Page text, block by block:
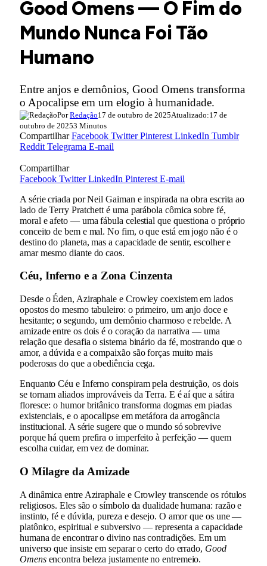
Good Omens — O Fim do
Mundo Nunca Foi Tão
Humano
Entre anjos e demônios, Good Omens transforma
o Apocalipse em um elogio à humanidade.
Por Redação17 de outubro de 2025Atualizado:17 de
outubro de 20253 Minutos
CompartilharFacebook Twitter Pinterest LinkedIn Tumblr
Reddit Telegrama E-mail
Compartilhar
Facebook Twitter LinkedIn Pinterest E-mail
A série criada por Neil Gaiman e inspirada na obra escrita ao
lado de Terry Pratchett é uma parábola cômica sobre fé,
moral e afeto — uma fábula celestial que questiona o próprio
conceito de bem e mal. No fim, o que está em jogo não é o
destino do planeta, mas a capacidade de sentir, escolher e
amar mesmo diante do caos.
Céu, Inferno e a Zona Cinzenta
Desde o Éden, Aziraphale e Crowley coexistem em lados
opostos do mesmo tabuleiro: o primeiro, um anjo doce e
hesitante; o segundo, um demônio charmoso e rebelde. A
amizade entre os dois é o coração da narrativa — uma
relação que desafia o sistema binário da fé, mostrando que o
amor, a dúvida e a compaixão são forças muito mais
poderosas do que a obediência cega.
Enquanto Céu e Inferno conspiram pela destruição, os dois
se tornam aliados improváveis da Terra. E é aí que a sátira
floresce: o humor britânico transforma dogmas em piadas
existenciais, e o apocalipse em metáfora da arrogância
institucional. A série sugere que o mundo só sobrevive
porque há quem prefira o imperfeito à perfeição — quem
escolha cuidar, em vez de dominar.
O Milagre da Amizade
A dinâmica entre Aziraphale e Crowley transcende os rótulos
religiosos. Eles são o símbolo da dualidade humana: razão e
instinto, fé e dúvida, pureza e desejo. O amor que os une —
platônico, espiritual e subversivo — representa a capacidade
humana de encontrar o divino nas contradições. Em um
universo que insiste em separar o certo do errado, Good
Omensencontra beleza justamente no entremeio.